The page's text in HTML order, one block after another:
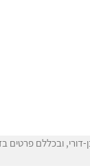
ובכללם פרטים